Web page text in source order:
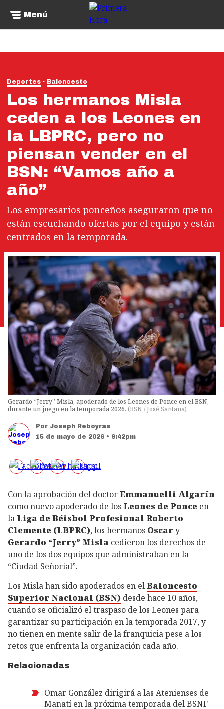
Menú
Deportes Baloncesto
Los hermanos Misla
ceden a los Leones en
la LBPRC, pero no
piensan vender en el
BSN: “Vamos año a
año”
Los empresarios ponceños aseguraron que no
están escuchando ofertas por el equipo y están
centrados en la temporada.
Gerardo “Jerry” Misla, apoderado de los Leones de Ponce en el BSN,
durante un juego en la temporada 2026. (BSN / José Santana)
Por Joseph Reboyras
15 de mayo de 2026 • 9:42pm
Con la aprobación del doctorEmmanuelli Algarín
como nuevo apoderado de los Leones de Ponce en
la Liga deBéisbol Profesional Roberto
Clemente (LBPRC), los hermanos Oscary
Gerardo “Jerry” Misla cedieron los derechos de
uno de los dos equipos que administraban en la
“Ciudad Señorial”.
Los Misla han sido apoderados en elBaloncesto
Superior Nacional (BSN) desde hace 10 años,
cuando se oficializó el traspaso de los Leones para
garantizar su participación en la temporada 2017, y
no tienen en mente salir de la franquicia pese a los
retos que enfrenta la organización cada año.
Relacionadas
Omar González dirigirá a las Atenienses de
Manatí en la próxima temporada del BSNF